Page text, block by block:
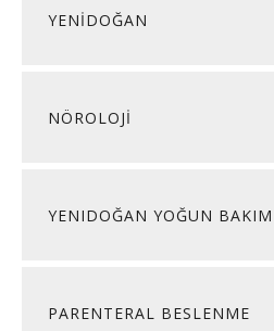
YENİDOĞAN
NÖROLOJİ
YENIDOĞAN YOĞUN
PARENTERAL BESLENME